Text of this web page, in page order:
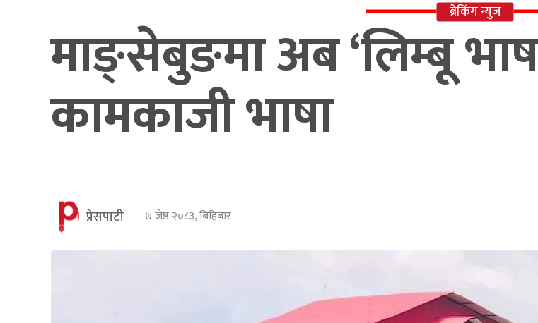
ब्रेकिंग न्युज
माङ्सेबुङमा अब ‘लिम्बू
कामकाजी भाषा
प्रेसपाटी ७ जेष्ठ २०८३, बिहिबार